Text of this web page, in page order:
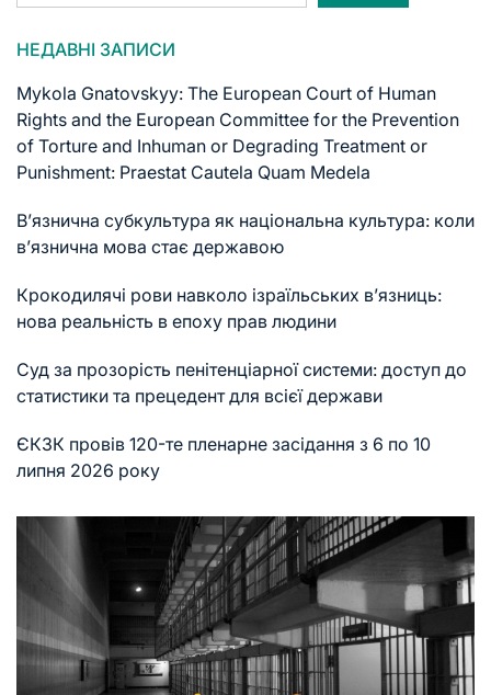
НЕДАВНІ ЗАПИСИ
Mykola Gnatovskyy: The European Court of Human
Rights and the European Committee for the Prevention
of Torture and Inhuman or Degrading Treatment or
Punishment: Praestat Cautela Quam Medela
В’язнична субкультура як національна культура: коли
в’язнична мова стає державою
Крокодилячі рови навколо ізраїльських в’язниць:
нова реальність в епоху прав людини
Суд за прозорість пенітенціарної системи: доступ до
статистики та прецедент для всієї держави
ЄКЗК провів 120-те пленарне засідання з 6 по 10
липня 2026 року